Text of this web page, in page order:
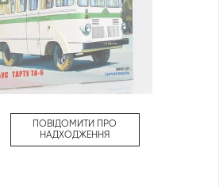
ПОВІДОМИТИ ПРО
НАДХОДЖЕННЯ